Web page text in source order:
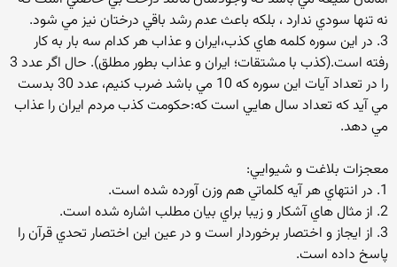
نه تنها سودي ندارد ، بلكه باعث عدم رشد باقي درختان نيز مي شود.
3. در اين سوره كلمه هاي كذب،ايران و عذاب هر كدام سه بار به كار
رفته است.(كذب با مشتقات؛ ايران و عذاب بطور مطلق). حال اگر عدد 3
را در تعداد آيات اين سوره كه 10 مي باشد ضرب كنيم، عدد 30 بدست
مي آيد كه تعداد سال هايي است كه:حكومت كذب مردم ايران را عذاب
مي دهد.
معجزات بلاغت و شيوايي:
1. در انتهاي هر آيه كلماتي هم وزن آورده شده است.
2. از مثال هاي آشكار و زيبا براي بيان مطلب اشاره شده است.
3. از ايجاز و اختصار برخوردار است و در عين اين اختصار تحدي قرآن را
پاسخ داده است.